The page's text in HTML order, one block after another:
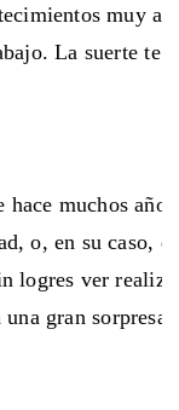
muy
La suerte te
hace muchos
o, en su caso,
logres ver
gran sorpresa